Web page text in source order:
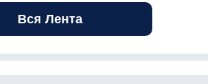
Вся Лента